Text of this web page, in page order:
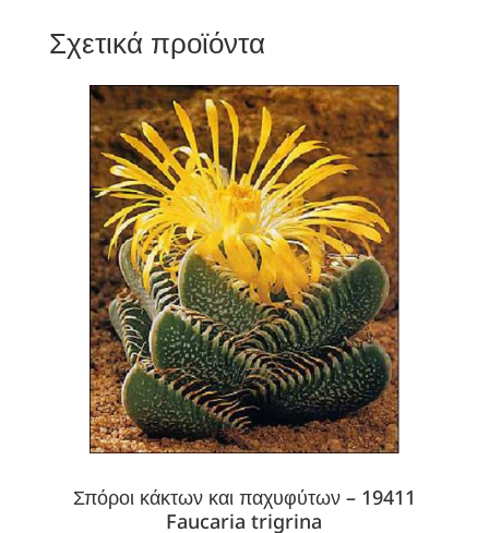
Σχετικά προϊόντα
Σπόροι κάκτων και παχυφύτων – 19411
Faucaria trigrina